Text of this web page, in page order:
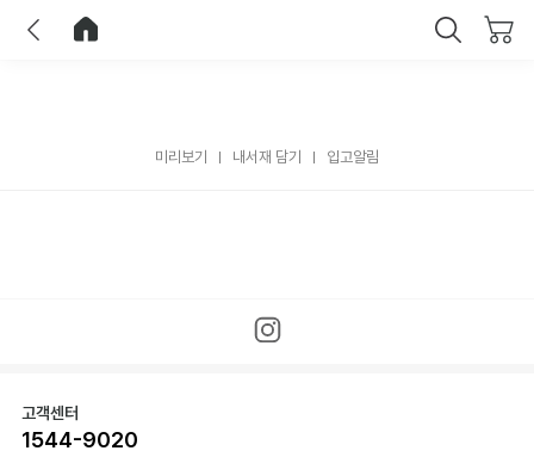
미리보기 내서재 담기 입고알림
고객센터
1544-9020